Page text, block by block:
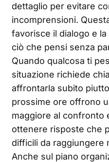
dettaglio per evitare
incomprensioni.
favorisce il dialogo e
ciò che pensi senza
Quando qualcosa ti
situazione richiede
affrontarla subito
prossime ore offrono
maggiore al confronto
ottenere risposte che
difficili da raggiungere
Anche sul piano